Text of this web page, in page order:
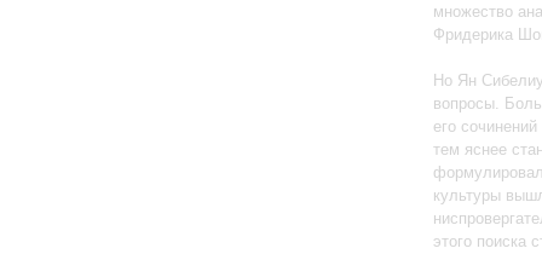
множество
Фридерика
Но Ян
вопросы.
его
тем яснее
культуры
этого поиска